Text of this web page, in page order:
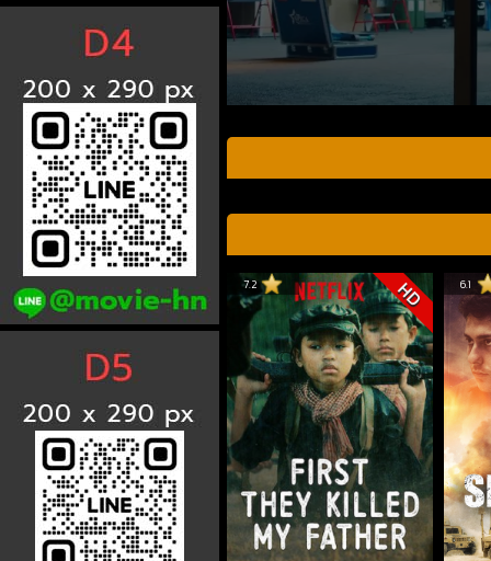
7.2 HD 6.1